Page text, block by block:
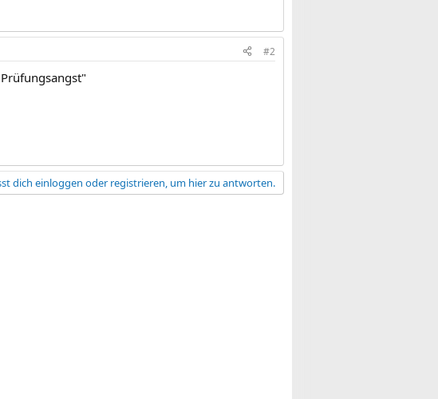
#2
dich einloggen oder registrieren, um hier zu antworten.